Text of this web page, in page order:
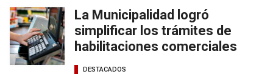
La Municipalidad logró
simplificar los trámites de
habilitaciones comerciales
DESTACADOS